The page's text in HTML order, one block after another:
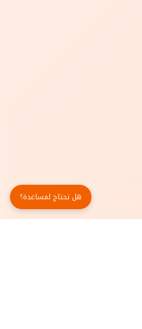
هل تحتاج لمساعدة؟